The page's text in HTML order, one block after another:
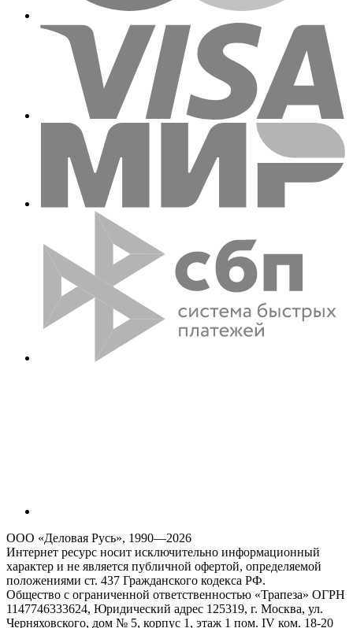
ООО «Деловая Русь», 1990—2026
Интернет ресурс носит исключительно информационный
характер и не является публичной офертой, определяемой
положениями ст. 437 Гражданского кодекса РФ.
Общество с ограниченной ответственностью «Трапеза» ОГРН
1147746333624, Юридический адрес 125319, г. Москва, ул.
Черняховского, дом № 5, корпус 1, этаж 1 пом. IV ком. 18-20